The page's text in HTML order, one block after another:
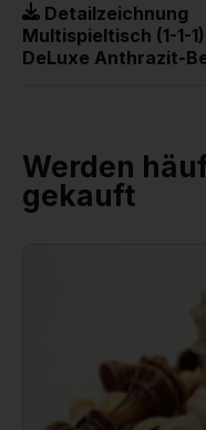
Detailzeichnung
Multispieltisch (1-1-1)
DeLuxe Anthrazit-
Werden
gekauft